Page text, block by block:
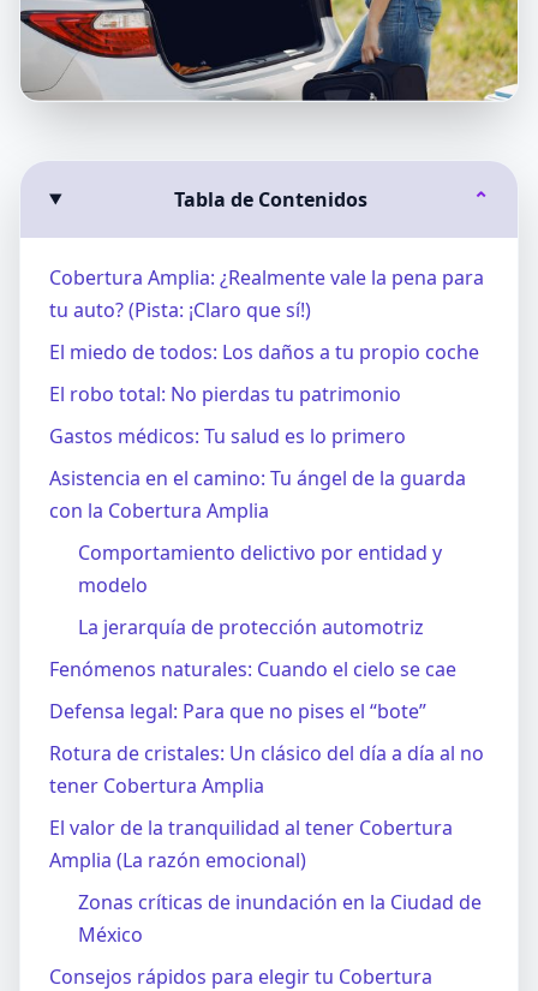
Tabla de Contenidos ⌄
Cobertura Amplia: ¿Realmente vale la pena para
tu auto? (Pista: ¡Claro que sí!)
El miedo de todos: Los daños a tu propio coche
El robo total: No pierdas tu patrimonio
Gastos médicos: Tu salud es lo primero
Asistencia en el camino: Tu ángel de la guarda
con la Cobertura Amplia
Comportamiento delictivo por entidad y
modelo
La jerarquía de protección automotriz
Fenómenos naturales: Cuando el cielo se cae
Defensa legal: Para que no pises el “bote”
Rotura de cristales: Un clásico del día a día al no
tener Cobertura Amplia
El valor de la tranquilidad al tener Cobertura
Amplia (La razón emocional)
Zonas críticas de inundación en la Ciudad de
México
Consejos rápidos para elegir tu Cobertura